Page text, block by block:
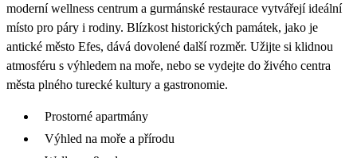
moderní wellness centrum a gurmánské restaurace vytvářejí ideální
místo pro páry i rodiny. Blízkost historických památek, jako je
antické město Efes, dává dovolené další rozměr. Užijte si klidnou
atmosféru s výhledem na moře, nebo se vydejte do živého centra
města plného turecké kultury a gastronomie.
Prostorné apartmány
Výhled na moře a přírodu